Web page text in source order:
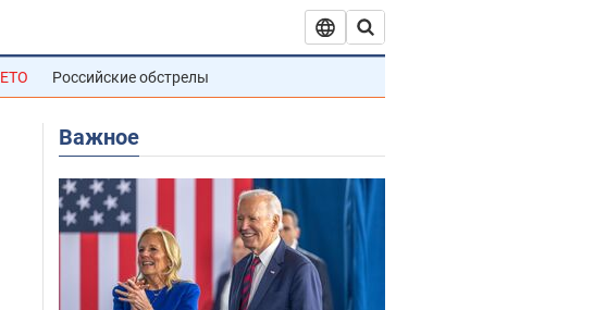
Российские обстрелы
Важное